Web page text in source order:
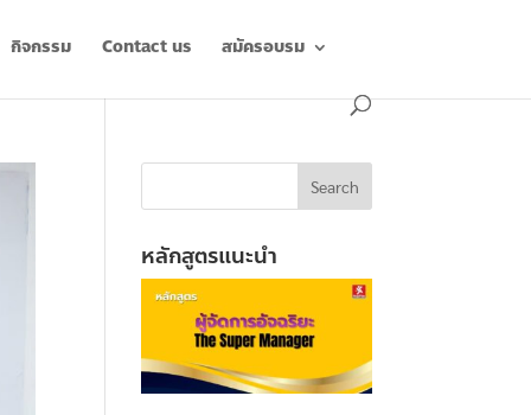
กิจกรรม Contact us สมัครอบรม
หลักสูตรแนะนำ